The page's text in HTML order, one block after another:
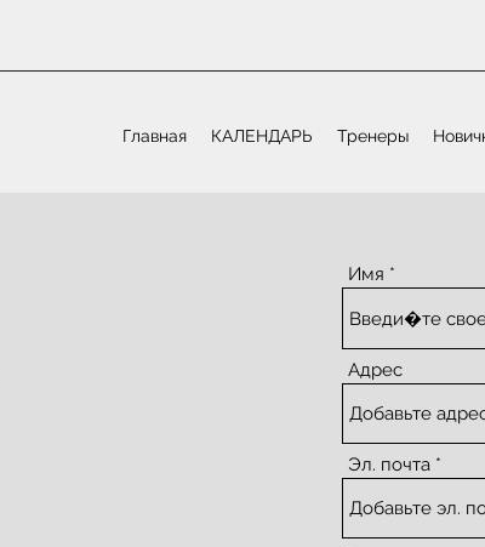
Главная КАЛЕНДАРЬ Тренеры
Имя
Адрес
Эл. почта